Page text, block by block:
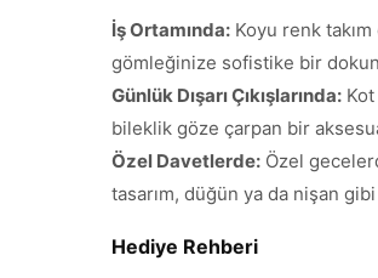
İş Ortamında: Koyu renk
gömleğinize sofistike bir
Günlük Dışarı Çıkışlarında:
bileklik göze çarpan bir
Özel Davetlerde: Özel
tasarım, düğün ya da nişan
Hediye Rehberi